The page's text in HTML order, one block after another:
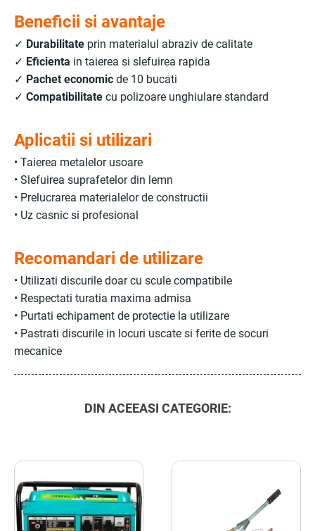
Beneficii si avantaje
✓ Durabilitate prin materialul abraziv de calitate
✓ Eficienta in taierea si slefuirea rapida
✓ Pachet economic de 10 bucati
✓ Compatibilitate cu polizoare unghiulare standard
Aplicatii si utilizari
• Taierea metalelor usoare
• Slefuirea suprafetelor din lemn
• Prelucrarea materialelor de constructii
• Uz casnic si profesional
Recomandari de utilizare
• Utilizati discurile doar cu scule compatibile
• Respectati turatia maxima admisa
• Purtati echipament de protectie la utilizare
• Pastrati discurile in locuri uscate si ferite de socuri
mecanice
DIN ACEEASI CATEGORIE: